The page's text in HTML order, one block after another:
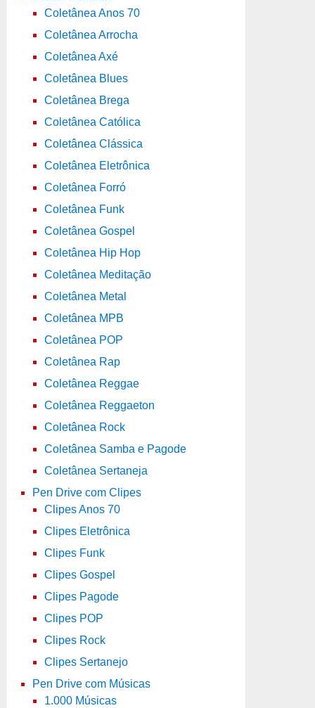
Coletânea Anos 70
Coletânea Arrocha
Coletânea Axé
Coletânea Blues
Coletânea Brega
Coletânea Católica
Coletânea Clássica
Coletânea Eletrônica
Coletânea Forró
Coletânea Funk
Coletânea Gospel
Coletânea Hip Hop
Coletânea Meditação
Coletânea Metal
Coletânea MPB
Coletânea POP
Coletânea Rap
Coletânea Reggae
Coletânea Reggaeton
Coletânea Rock
Coletânea Samba e Pagode
Coletânea Sertaneja
Pen Drive com Clipes
Clipes Anos 70
Clipes Eletrônica
Clipes Funk
Clipes Gospel
Clipes Pagode
Clipes POP
Clipes Rock
Clipes Sertanejo
Pen Drive com Músicas
1.000 Músicas